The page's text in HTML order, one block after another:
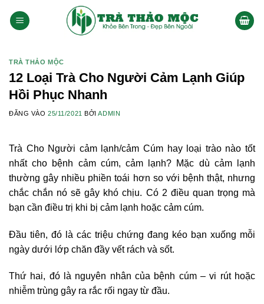
qua
TRÀ THẢO MỘC
12 Loại Trà Cho Người Cảm Lạnh Giúp
Hồi Phục Nhanh
ĐĂNG VÀO25/11/2021 BỞIADMIN
Trà Cho Người cảm lạnh/cảm Cúm hay loại trào nào tốt
nhất cho bệnh cảm cúm, cảm lạnh? Mặc dù cảm lạnh
thường gây nhiều phiền toái hơn so với bệnh thật, nhưng
chắc chắn nó sẽ gây khó chịu. Có 2 điều quan trọng mà
bạn cần điều trị khi bị cảm lạnh hoặc cảm cúm.
Đầu tiên, đó là các triệu chứng đang kéo bạn xuống mỗi
ngày dưới lớp chăn đầy vết rách và sốt.
Thứ hai, đó là nguyên nhân của bệnh cúm – vi rút hoặc
nhiễm trùng gây ra rắc rối ngay từ đầu.